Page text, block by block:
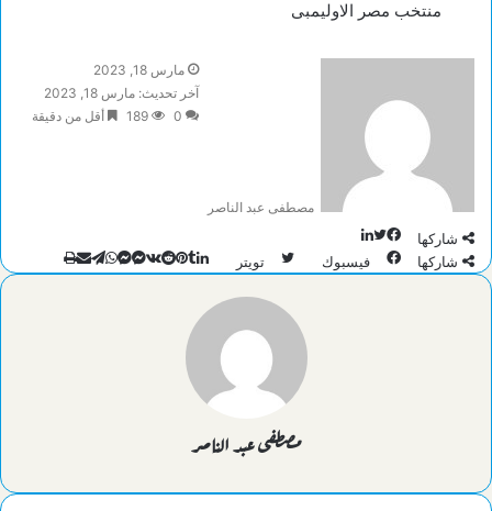
منتخب مصر الاوليمبى
مصطفى عبد الناصر
مارس 18, 2023
آخر تحديث: مارس 18, 2023
0
189 أقل من دقيقة
شاركها فيسبوك
تويتر
لينكدإن
شاركها
فيسبوك تويتر لينكدإن
بينتيريست
ماسنجر
ماسنجر
واتساب
تيلقرام
مشاركة
طباعة
مصطفى عبد الناصر